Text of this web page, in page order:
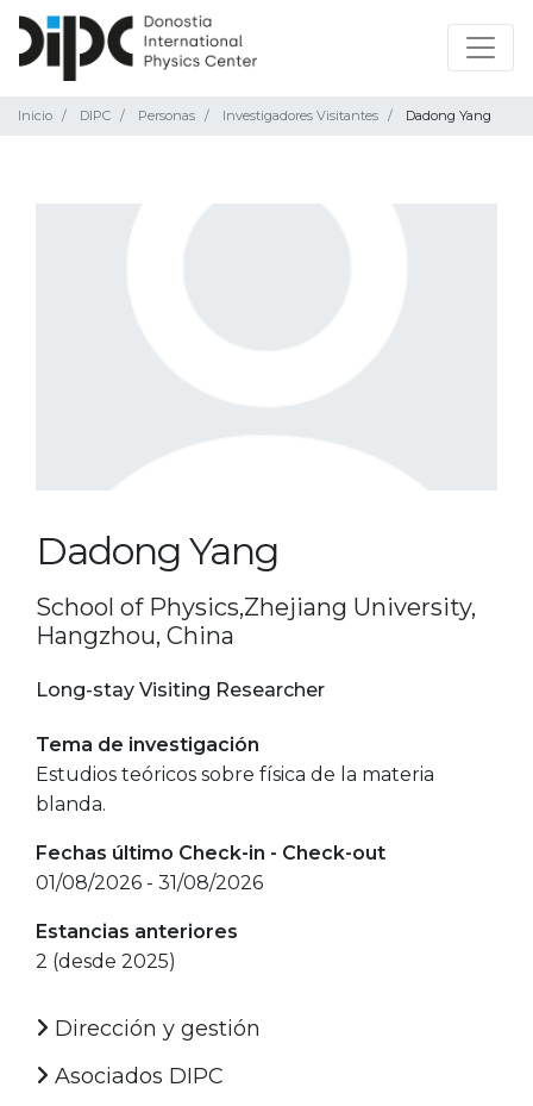
Inicio DIPC Personas Investigadores Visitantes Dadong Yang
Dadong Yang
School of Physics,Zhejiang University,
Hangzhou, China
Long-stay Visiting Researcher
Tema de investigación
Estudios teóricos sobre física de la materia
blanda.
Fechas último Check-in - Check-out
01/08/2026 - 31/08/2026
Estancias anteriores
2 (desde 2025)
Dirección y gestión
Asociados DIPC